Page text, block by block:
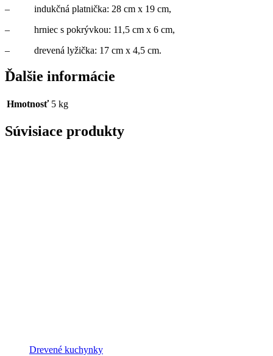
– indukčná platnička: 28 cm x 19 cm,
– hrniec s pokrývkou: 11,5 cm x 6 cm,
– drevená lyžička: 17 cm x 4,5 cm.
Ďalšie informácie
Hmotnosť 5 kg
Súvisiace produkty
Drevené kuchynky